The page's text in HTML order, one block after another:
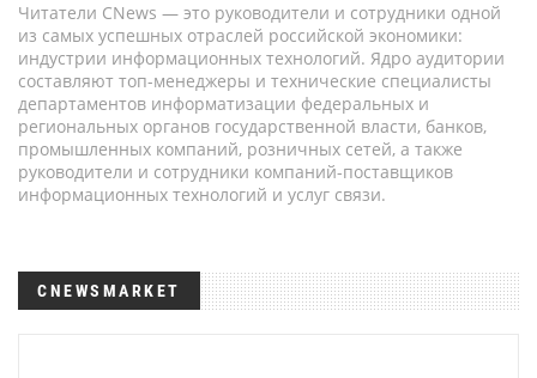
Читатели CNews — это руководители и сотрудники одной
из самых успешных отраслей российской экономики:
индустрии информационных технологий. Ядро аудитории
составляют топ-менеджеры и технические специалисты
департаментов информатизации федеральных и
региональных органов государственной власти, банков,
промышленных компаний, розничных сетей, а также
руководители и сотрудники компаний-поставщиков
информационных технологий и услуг связи.
CNEWSMARKET